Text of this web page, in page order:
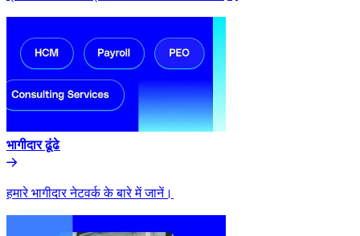
भागीदार ढूंढे​​
हमारे भागीदार नेटवर्क के बारे में जानें।​​